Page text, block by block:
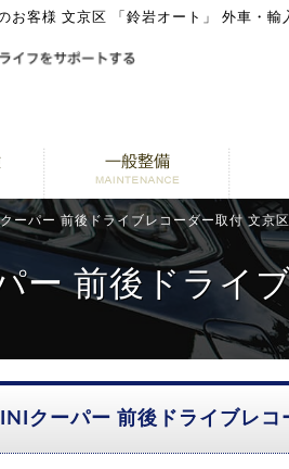
お客様 文京区 「鈴岩オート」 外車・輸
ーパー 前後ドライブレコーダー取付 文京
ー 前後ドライ
クーパー 前後ドライブレ